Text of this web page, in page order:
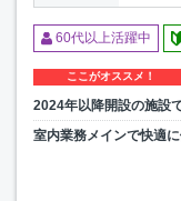
60代以上活躍中
ここがオススメ！
2024年以降開設の施設
室内業務メインで快適に